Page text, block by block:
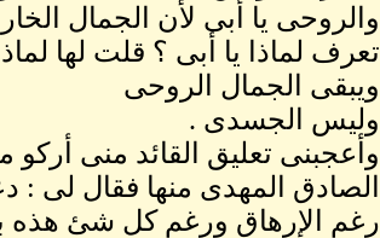
والروحى يا أبى لأن الجمال
تعرف لماذا يا أبى ؟ قلت لها
ويبقى الجمال الروحى
وليس الجسدى .
وأعجبنى تعليق القائد منى
الصادق المهدى منها فقال لى :
رغم الإرهاق ورغم كل شئ هذه